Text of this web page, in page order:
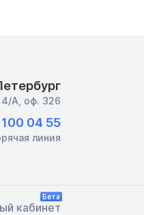
4/А, оф. 326
04 55
линия
кабинет
Бета